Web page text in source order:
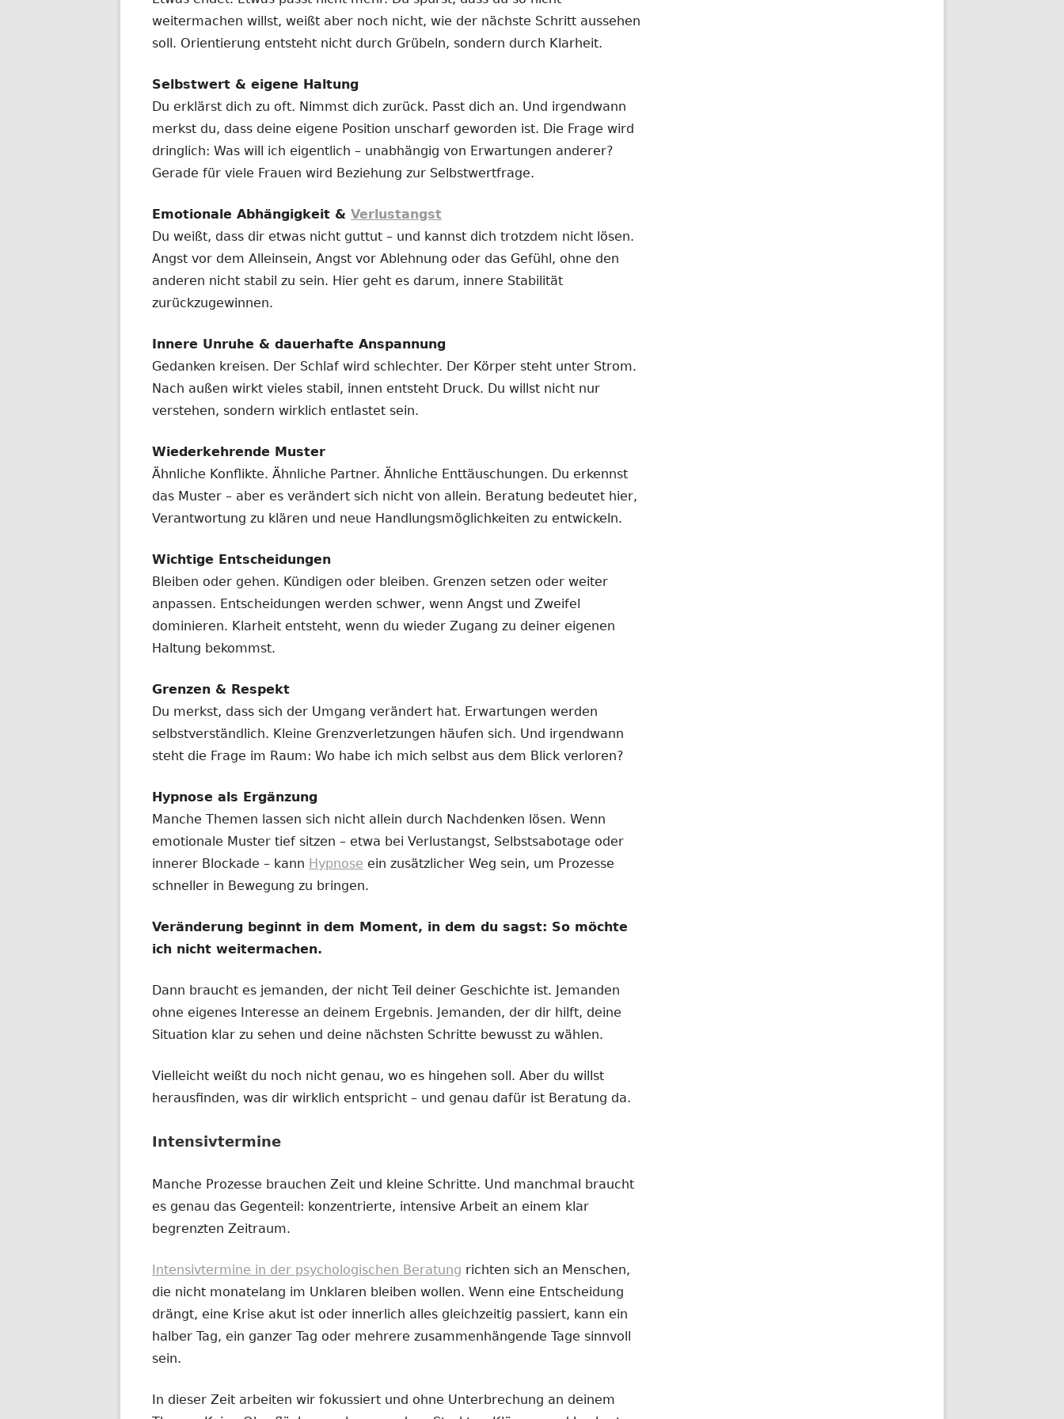
weitermachen willst, weißt aber noch nicht, wie der nächste Schritt aussehen
soll. Orientierung entsteht nicht durch Grübeln, sondern durch Klarheit.
Selbstwert & eigene Haltung
Du erklärst dich zu oft. Nimmst dich zurück. Passt dich an. Und irgendwann
merkst du, dass deine eigene Position unscharf geworden ist. Die Frage wird
dringlich: Was will ich eigentlich – unabhängig von Erwartungen anderer?
Gerade für viele Frauen wird Beziehung zur Selbstwertfrage.
Emotionale Abhängigkeit & Verlustangst
Du weißt, dass dir etwas nicht guttut – und kannst dich trotzdem nicht lösen.
Angst vor dem Alleinsein, Angst vor Ablehnung oder das Gefühl, ohne den
anderen nicht stabil zu sein. Hier geht es darum, innere Stabilität
zurückzugewinnen.
Innere Unruhe & dauerhafte Anspannung
Gedanken kreisen. Der Schlaf wird schlechter. Der Körper steht unter Strom.
Nach außen wirkt vieles stabil, innen entsteht Druck. Du willst nicht nur
verstehen, sondern wirklich entlastet sein.
Wiederkehrende Muster
Ähnliche Konflikte. Ähnliche Partner. Ähnliche Enttäuschungen. Du erkennst
das Muster – aber es verändert sich nicht von allein. Beratung bedeutet hier,
Verantwortung zu klären und neue Handlungsmöglichkeiten zu entwickeln.
Wichtige Entscheidungen
Bleiben oder gehen. Kündigen oder bleiben. Grenzen setzen oder weiter
anpassen. Entscheidungen werden schwer, wenn Angst und Zweifel
dominieren. Klarheit entsteht, wenn du wieder Zugang zu deiner eigenen
Haltung bekommst.
Grenzen & Respekt
Du merkst, dass sich der Umgang verändert hat. Erwartungen werden
selbstverständlich. Kleine Grenzverletzungen häufen sich. Und irgendwann
steht die Frage im Raum: Wo habe ich mich selbst aus dem Blick verloren?
Hypnose als Ergänzung
Manche Themen lassen sich nicht allein durch Nachdenken lösen. Wenn
emotionale Muster tief sitzen – etwa bei Verlustangst, Selbstsabotage oder
innerer Blockade – kann Hypnose ein zusätzlicher Weg sein, um Prozesse
schneller in Bewegung zu bringen.
Veränderung beginnt in dem Moment, in dem du sagst: So möchte
ich nicht weitermachen.
Dann braucht es jemanden, der nicht Teil deiner Geschichte ist. Jemanden
ohne eigenes Interesse an deinem Ergebnis. Jemanden, der dir hilft, deine
Situation klar zu sehen und deine nächsten Schritte bewusst zu wählen.
Vielleicht weißt du noch nicht genau, wo es hingehen soll. Aber du willst
herausfinden, was dir wirklich entspricht – und genau dafür ist Beratung da.
Intensivtermine
Manche Prozesse brauchen Zeit und kleine Schritte. Und manchmal braucht
es genau das Gegenteil: konzentrierte, intensive Arbeit an einem klar
begrenzten Zeitraum.
Intensivtermine in der psychologischen Beratung richten sich an Menschen,
die nicht monatelang im Unklaren bleiben wollen. Wenn eine Entscheidung
drängt, eine Krise akut ist oder innerlich alles gleichzeitig passiert, kann ein
halber Tag, ein ganzer Tag oder mehrere zusammenhängende Tage sinnvoll
sein.
In dieser Zeit arbeiten wir fokussiert und ohne Unterbrechung an deinem